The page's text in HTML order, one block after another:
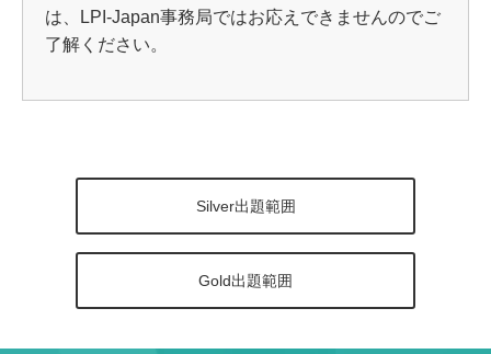
は、LPI-Japan事務局ではお応えできませんのでご
了解ください。
Silver出題範囲
Gold出題範囲